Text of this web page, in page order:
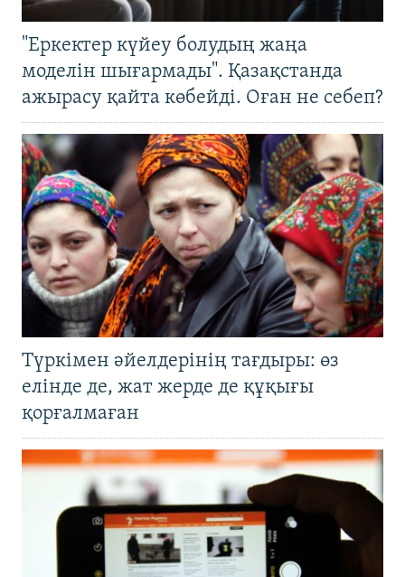
"Еркектер күйеу болудың жаңа
моделін шығармады". Қазақстанда
ажырасу қайта көбейді. Оған не себеп?
Түркімен әйелдерінің тағдыры: өз
елінде де, жат жерде де құқығы
қорғалмаған